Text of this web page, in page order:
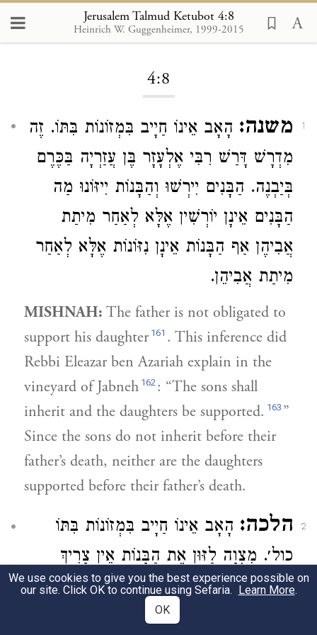
Jerusalem Talmud Ketubot 4:8
Heinrich W. Guggenheimer, 1999-2015
Loading...
4:8
1 משנה: הָאָב אֵינוֹ חַיָיב בִּמְזוֹנוֹת בִּתּוֹ. זֶה
מִדְרָשׁ דָּרַשׁ רִבִּי אֶלְעָזָר בֶּן עֲזַרְיָה בַּכֶּרֶם
בְּיַבְנֶה. הַבָּנִים יִירְשׁוּ וְהַבָּנוֹת יִיזּוֹנוּ מַה
הַבָּנִים אֵינָן יוֹרְשִׁין אֶלָּא לְאַחַר מִיתַת
אֲבִיהֶן אַף הַבָּנוֹת אֵינָן נִזּוֹנוֹת אֶלָּא לְאַחַר
מִיתַת אֲבִיהֵן.
MISHNAH: The father is not obligated to
support his daughter 161 . This inference did
Rebbi Eleazar ben Azariah explain in the
vineyard of Jabneh 162: “The sons shall
inherit and the daughters be supported. 163 ”
Since the sons do not inherit before their
father’s death, neither are the daughters
supported before their father’s death.
2 הלכה: הָאָב אֵינוֹ חַיָיב בִּמְזוֹנוֹת בִּתּוֹ
כול׳. מִצְוָה לַזּוּן אֶת הַבָּנוֹת אֵין צָרִיךְ
לוֹמַר אֶת הַבָּנִים.רִבִּי יוֹחָנָן בֶּן בְּרוֹקָה
אוֹמֵר. מִצְוָה לַזּוּן אֶת הַבָּנוֹת. אִית תַּנָּיִי
We use cookies to give you the best experience possible on
our site. Click OK to continue using Sefaria. Learn More.
OK